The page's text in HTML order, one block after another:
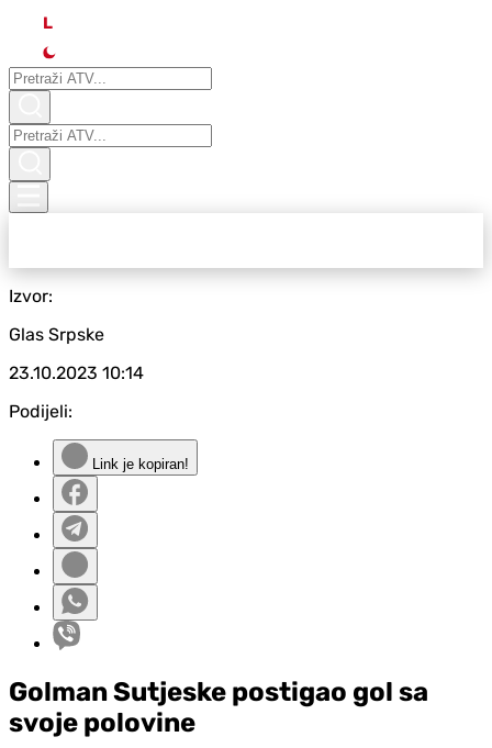
L
Izvor:
Glas Srpske
23.10.2023 10:14
Podijeli:
Link je kopiran!
Golman Sutjeske postigao gol sa
svoje polovine